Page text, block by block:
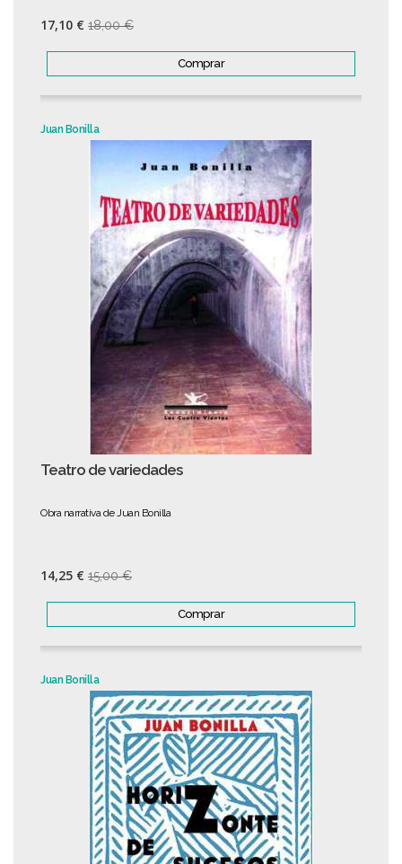
17,10 € 18,00 €
Comprar
Juan Bonilla
Teatro de variedades
Obra narrativa de Juan Bonilla
14,25 € 15,00 €
Comprar
Juan Bonilla